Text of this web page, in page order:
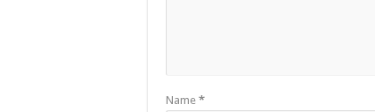
Name *